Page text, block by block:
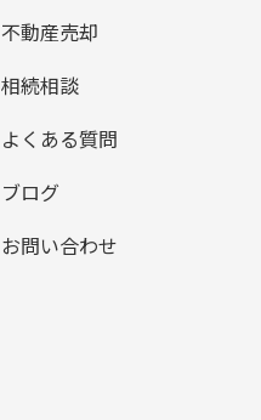
不動産売却
相続相談
よくある質問
ブログ
お問い合わせ